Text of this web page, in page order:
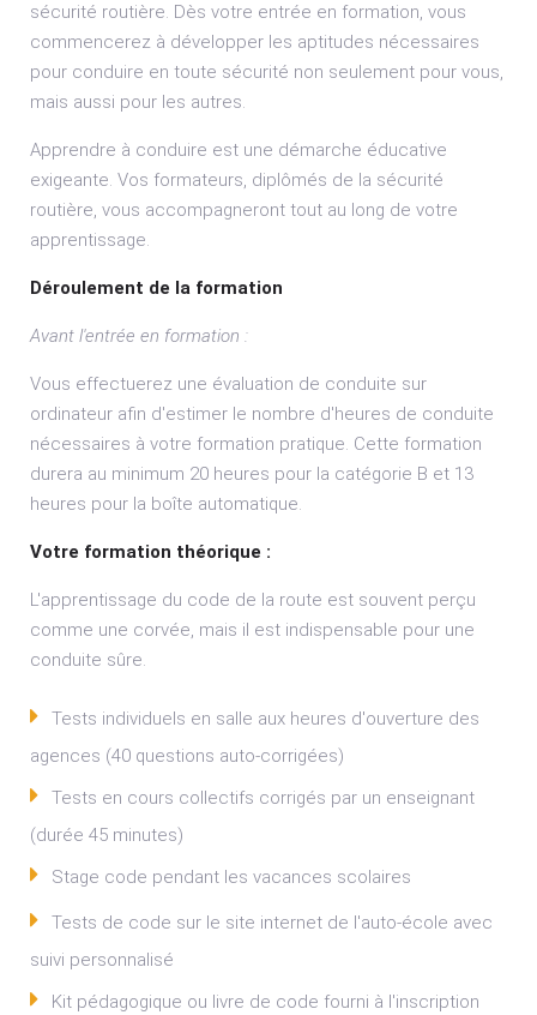
sécurité routière. Dès votre entrée en formation, vous
commencerez à développer les aptitudes nécessaires
pour conduire en toute sécurité non seulement pour vous,
mais aussi pour les autres.
Apprendre à conduire est une démarche éducative
exigeante. Vos formateurs, diplômés de la sécurité
routière, vous accompagneront tout au long de votre
apprentissage.
Déroulement de la formation
Avant l'entrée en formation :
Vous effectuerez une évaluation de conduite sur
ordinateur afin d'estimer le nombre d'heures de conduite
nécessaires à votre formation pratique. Cette formation
durera au minimum 20 heures pour la catégorie B et 13
heures pour la boîte automatique.
Votre formation théorique :
L'apprentissage du code de la route est souvent perçu
comme une corvée, mais il est indispensable pour une
conduite sûre.
Tests individuels en salle aux heures d'ouverture des
agences (40 questions auto-corrigées)
Tests en cours collectifs corrigés par un enseignant
(durée 45 minutes)
Stage code pendant les vacances scolaires
Tests de code sur le site internet de l'auto-école avec
suivi personnalisé
Kit pédagogique ou livre de code fourni à l'inscription